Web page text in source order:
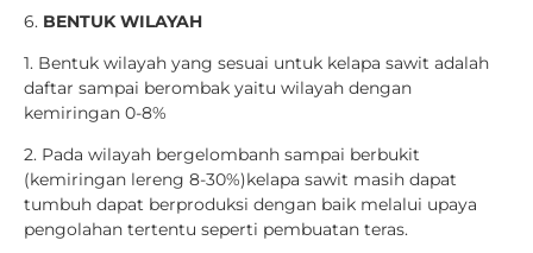
6. BENTUK WILAYAH
1. Bentuk wilayah yang sesuai untuk kelapa sawit adalah
daftar sampai berombak yaitu wilayah dengan
kemiringan 0-8%
2. Pada wilayah bergelombanh sampai berbukit
(kemiringan lereng 8-30%)kelapa sawit masih dapat
tumbuh dapat berproduksi dengan baik melalui upaya
pengolahan tertentu seperti pembuatan teras.